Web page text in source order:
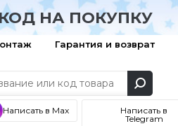
НА ПОКУПКУ
Гарантия и возврат
Написать в Max
Написать в
Telegram